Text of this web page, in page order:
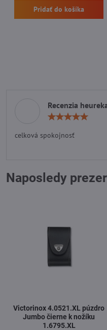
Pridať do košíka
Recenzia
celková spokojnosť
Naposledy
Victorinox 4.0521.XL púzdro
Jumbo čierne k nožíku
1.6795.XL